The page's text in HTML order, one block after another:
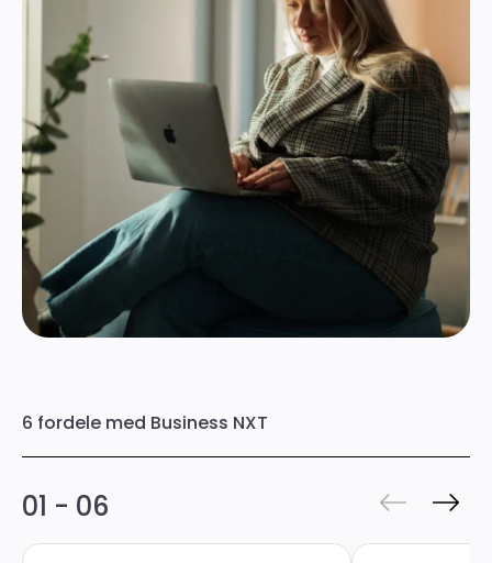
6 fordele med Business NXT
01 - 06